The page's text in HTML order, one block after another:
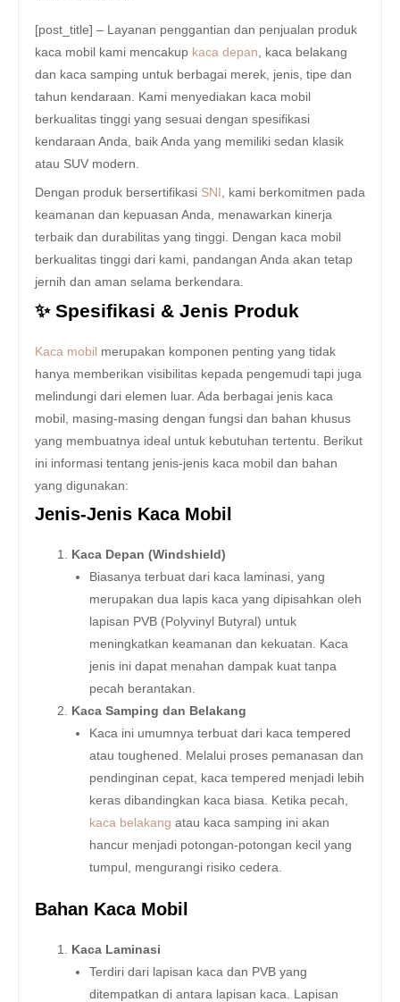
[post_title] – Layanan penggantian dan penjualan produk
kaca mobil kami mencakup kaca depan , kaca belakang
dan kaca samping untuk berbagai merek, jenis, tipe dan
tahun kendaraan. Kami menyediakan kaca mobil
berkualitas tinggi yang sesuai dengan spesifikasi
kendaraan Anda, baik Anda yang memiliki sedan klasik
atau SUV modern.
Dengan produk bersertifikasi SNI
, kami berkomitmen pada
keamanan dan kepuasan Anda, menawarkan kinerja
terbaik dan durabilitas yang tinggi. Dengan kaca mobil
berkualitas tinggi dari kami, pandangan Anda akan tetap
jernih dan aman selama berkendara.
✨ Spesifikasi & Jenis Produk
Kaca mobil merupakan komponen penting yang tidak
hanya memberikan visibilitas kepada pengemudi tapi juga
melindungi dari elemen luar. Ada berbagai jenis kaca
mobil, masing-masing dengan fungsi dan bahan khusus
yang membuatnya ideal untuk kebutuhan tertentu. Berikut
ini informasi tentang jenis-jenis kaca mobil dan bahan
yang digunakan:
Jenis-Jenis Kaca Mobil
Kaca Depan (Windshield)
Biasanya terbuat dari kaca laminasi, yang
merupakan dua lapis kaca yang dipisahkan oleh
lapisan PVB (Polyvinyl Butyral) untuk
meningkatkan keamanan dan kekuatan. Kaca
jenis ini dapat menahan dampak kuat tanpa
pecah berantakan.
Kaca Samping dan Belakang
Kaca ini umumnya terbuat dari kaca tempered
atau toughened. Melalui proses pemanasan dan
pendinginan cepat, kaca tempered menjadi lebih
keras dibandingkan kaca biasa. Ketika pecah,
kaca belakang atau kaca samping ini akan
hancur menjadi potongan-potongan kecil yang
tumpul, mengurangi risiko cedera.
Bahan Kaca Mobil
Kaca Laminasi
Terdiri dari lapisan kaca dan PVB yang
ditempatkan di antara lapisan kaca. Lapisan